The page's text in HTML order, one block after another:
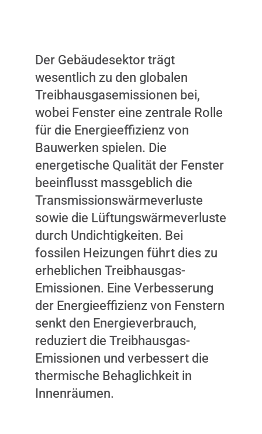
Der Gebäudesektor trägt
wesentlich zu den globalen
Treibhausgasemissionen bei,
wobei Fenster eine zentrale Rolle
für die Energieeffizienz von
Bauwerken spielen. Die
energetische Qualität der Fenster
beeinflusst massgeblich die
Transmissionswärmeverluste
sowie die Lüftungswärmeverluste
durch Undichtigkeiten. Bei
fossilen Heizungen führt dies zu
erheblichen Treibhausgas-
Emissionen. Eine Verbesserung
der Energieeffizienz von Fenstern
senkt den Energieverbrauch,
reduziert die Treibhausgas-
Emissionen und verbessert die
thermische Behaglichkeit in
Innenräumen.